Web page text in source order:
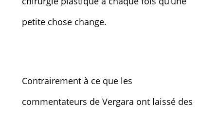
petite chose change.
Contrairement à ce que les
commentateurs de Vergara ont laissé des